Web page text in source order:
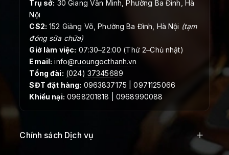
Trụ sở: 30 Giang Văn Minh, Phường Ba Đình, Hà
Nội
CS2: 152 Giảng Võ, Phường Ba Đình, Hà Nội (tạm
đóng sửa chữa)
Giờ làm việc: 07:30–22:00 (Thứ 2–Chủ nhật)
Email: info@ruoungocthanh.vn
Tổng đài: (024) 37345689
SĐT đặt hàng: 0963837175 | 0971125066
Khiếu nại: 0968201818 | 0968990088
Chính sách Dịch vụ